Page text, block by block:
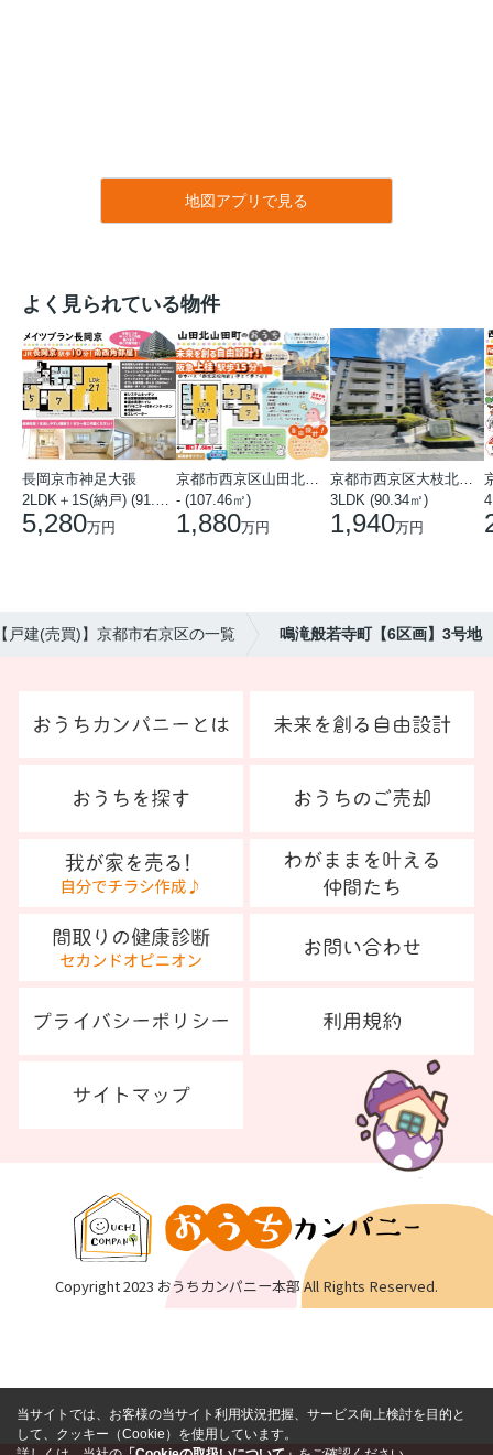
地図アプリで見る
よく見られている物件
長岡京市神足大張
2LDK＋1S(納戸) (91.78㎡)
5,280万円
京都市西京区山田北山田町
- (107.46㎡)
1,880万円
京都市西京区大枝北沓掛町５丁目
3LDK (90.34㎡)
1,940万円
戸建(売買)】京都市右京区の一覧 鳴滝般若寺町【6区画】3号地
Copyright 2023 おうちカンパニー本部 All Rights Reserved.
当サイトでは、お客様の当サイト利用状況把握、サービス向上検討を目的と
して、クッキー（Cookie）を使用しています。